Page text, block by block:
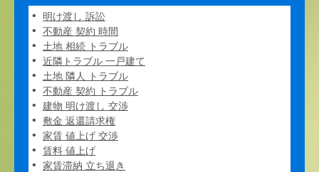
明け渡し 訴訟
不動産 契約 時間
土地 相続 トラブル
近隣トラブル 一戸建て
土地 隣人 トラブル
不動産 契約 トラブル
建物 明け渡し 交渉
敷金 返還請求権
家賃 値上げ 交渉
賃料 値上げ
家賃滞納 立ち退き